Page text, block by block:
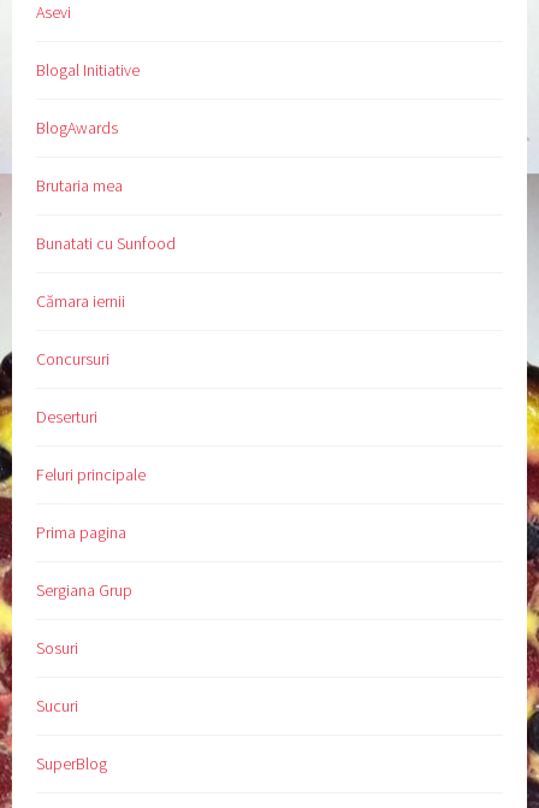
Asevi
Blogal Initiative
BlogAwards
Brutaria mea
Bunatati cu Sunfood
Cămara iernii
Concursuri
Deserturi
Feluri principale
Prima pagina
Sergiana Grup
Sosuri
Sucuri
SuperBlog